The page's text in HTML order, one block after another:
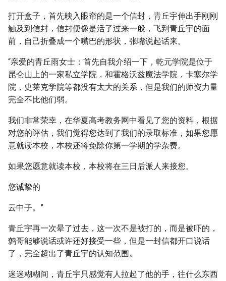
打开盒子，首先映入眼帘的是一个信封，青丘宇伸出手刚刚
触及到信封，信封便像是活了过来一般，飞到青丘宇的面
前，自己折叠成一个嘴巴的形状，张嘴说起话来。
“亲爱的青丘雨女士：首先自我介绍一下，乾元学院是位于
昆仑山上的一家私立学院，和霍格沃兹魔法学院，卡塞尔学
院，史莱克学院等都没有太大的关系，但是我们的师资力量
完全不比他们弱。
我们非常荣幸，在华夏高考教务网中看见了您的资料，根据
对您的评估，我们觉得您达到了我们的录取标准，如果您愿
意就读本校，本校还将免除你第一学期的学杂费。
如果您愿意就读本校，本校将在三日后派人来接您。
您诚挚的
云中子。”
青丘宇再一次晕了过去，这一次不是被打的，而是被吓的，
鹩哥能够说话或许还好接受一些，但是一封信都开口说话
了，完全超出了青丘宇的认知范围。
迷迷糊糊间，青丘宇只感觉有人拉起了他的手，往什么东西